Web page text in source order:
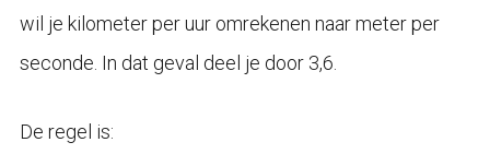
wil je kilometer per uur omrekenen naar meter per
seconde. In dat geval deel je door 3,6.
De regel is: